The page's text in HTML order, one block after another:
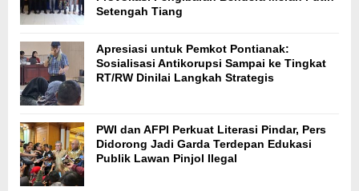
Setengah Tiang
Apresiasi untuk Pemkot Pontianak:
Sosialisasi Antikorupsi Sampai ke Tingkat
RT/RW Dinilai Langkah Strategis
PWI dan AFPI Perkuat Literasi Pindar, Pers
Didorong Jadi Garda Terdepan Edukasi
Publik Lawan Pinjol Ilegal